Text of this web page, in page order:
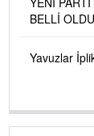
BELLİ
Yavuzlar